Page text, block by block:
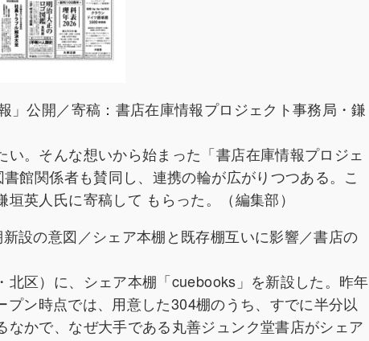
公開／寄稿：書店在庫情報プロジェクト事務局・鎌
。そんな想いから始まった「書店在庫情報プロジェ
館関係者も賛同し、連携の輪が広がりつつある。こ
英人氏に寄稿して もらった。（編集部）
設の意図／シェア本棚と既存棚互いに影響／書店の
区）に、シェア本棚「cuebooks」を新設した。昨年
ン時点では、用意した304棚のうち、すでに半分以
かで、なぜ大手である丸善ジュンク堂書店がシェア